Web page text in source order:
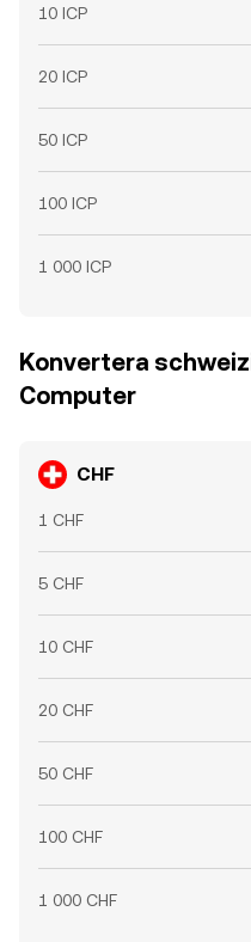
10 ICP
20 ICP
50 ICP
100 ICP
1 000 ICP
Konvertera
Computer
CHF
1 CHF
5 CHF
10 CHF
20 CHF
50 CHF
100 CHF
1 000 CHF